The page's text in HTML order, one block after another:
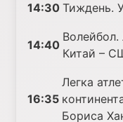
14:30 Тиждень.
14:40
Волейбол.
Китай –
16:35
Легка
Бориса